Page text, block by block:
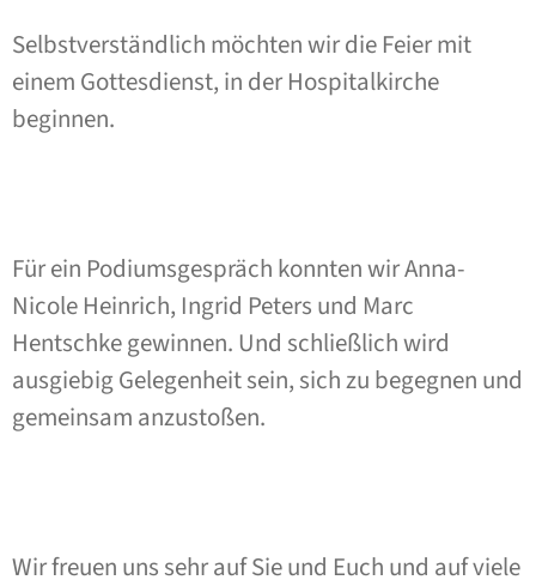
Selbstverständlich möchten wir die Feier mit
einem Gottesdienst, in der Hospitalkirche
beginnen.
Für ein Podiumsgespräch konnten wir Anna-
Nicole Heinrich, Ingrid Peters und Marc
Hentschke gewinnen. Und schließlich wird
ausgiebig Gelegenheit sein, sich zu begegnen und
gemeinsam anzustoßen.
Wir freuen uns sehr auf Sie und Euch und auf viele